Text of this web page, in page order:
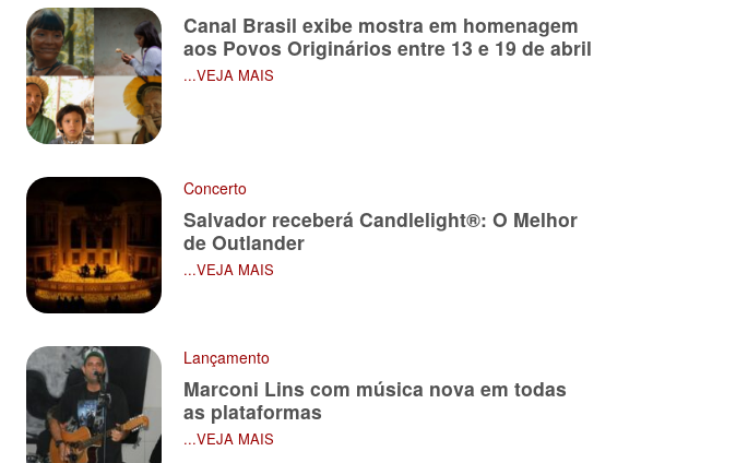
Canal Brasil exibe mostra em homenagem
aos Povos Originários entre 13 e 19 de abril
...VEJA MAIS
Concerto
Salvador receberá Candlelight®: O Melhor
de Outlander
...VEJA MAIS
Lançamento
Marconi Lins com música nova em todas
as plataformas
...VEJA MAIS